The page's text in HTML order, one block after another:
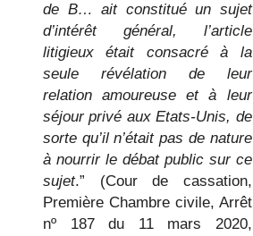
de B… ait constitué un sujet
d’intérêt général, l’article
litigieux était consacré à la
seule révélation de leur
relation amoureuse et à leur
séjour privé aux Etats-Unis, de
sorte qu’il n’était pas de nature
à nourrir le débat public sur ce
sujet.” (Cour de cassation,
Première Chambre civile, Arrêt
nº 187 du 11 mars 2020,